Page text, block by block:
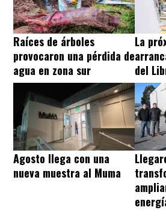
Raíces de árboles
provocaron una pérdida de
agua en zona sur
La
del
Agosto llega con una
nueva muestra al Muma